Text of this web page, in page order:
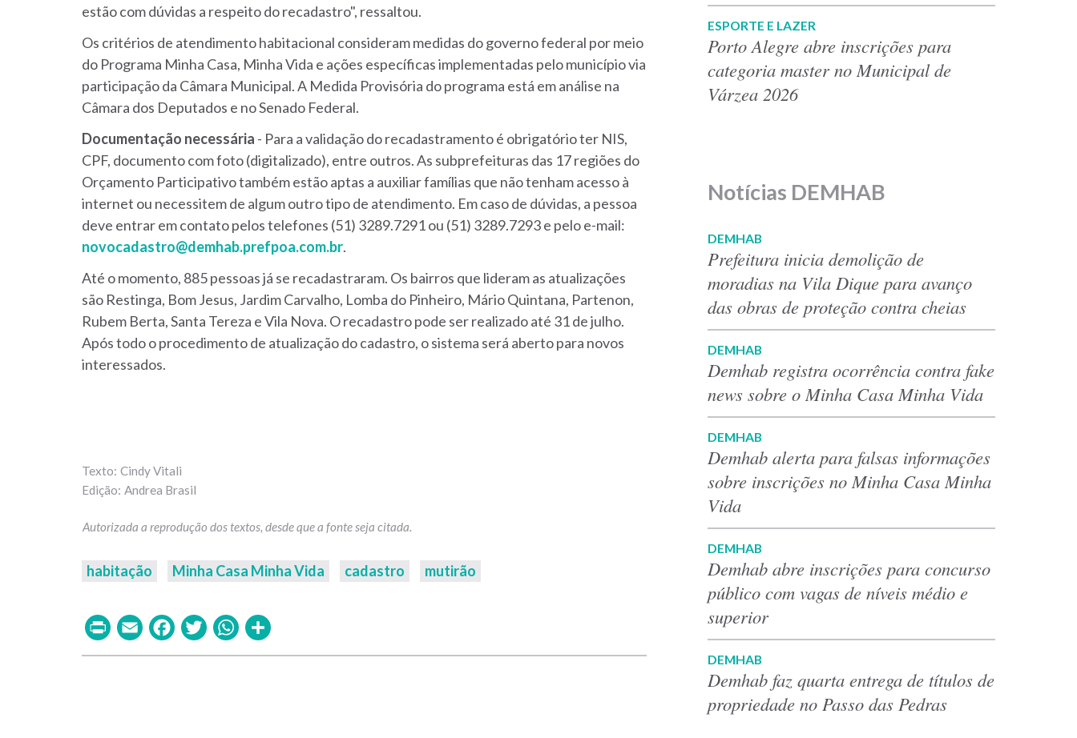
estão com dúvidas a respeito do recadastro", ressaltou.
Os critérios de atendimento habitacional consideram medidas do governo federal por meio
do Programa Minha Casa, Minha Vida e ações específicas implementadas pelo município via
participação da Câmara Municipal. A Medida Provisória do programa está em análise na
Câmara dos Deputados e no Senado Federal.
Documentação necessária - Para a validação do recadastramento é obrigatório ter NIS,
CPF, documento com foto (digitalizado), entre outros. As subprefeituras das 17 regiões do
Orçamento Participativo também estão aptas a auxiliar famílias que não tenham acesso à
internet ou necessitem de algum outro tipo de atendimento. Em caso de dúvidas, a pessoa
deve entrar em contato pelos telefones (51) 3289.7291 ou (51) 3289.7293 e pelo e-mail:
novocadastro@demhab.prefpoa.com.br.
Até o momento, 885 pessoas já se recadastraram. Os bairros que lideram as atualizações
são Restinga, Bom Jesus, Jardim Carvalho, Lomba do Pinheiro, Mário Quintana, Partenon,
Rubem Berta, Santa Tereza e Vila Nova. O recadastro pode ser realizado até 31 de julho.
Após todo o procedimento de atualização do cadastro, o sistema será aberto para novos
interessados.
Cindy Vitali
Andrea Brasil
habitação Minha Casa Minha Vida cadastro mutirão
PrintEmailFacebook
TwitterWhatsApp
ESPORTE E LAZER
Porto Alegre abre inscrições para
categoria master no Municipal de
Várzea 2026
Notícias DEMHAB
DEMHAB
Prefeitura inicia demolição de
moradias na Vila Dique para avanço
das obras de proteção contra cheias
DEMHAB
Demhab registra ocorrência contra fake
news sobre o Minha Casa Minha Vida
DEMHAB
Demhab alerta para falsas informações
sobre inscrições no Minha Casa Minha
Vida
DEMHAB
Demhab abre inscrições para concurso
público com vagas de níveis médio e
superior
DEMHAB
Demhab faz quarta entrega de títulos de
propriedade no Passo das Pedras